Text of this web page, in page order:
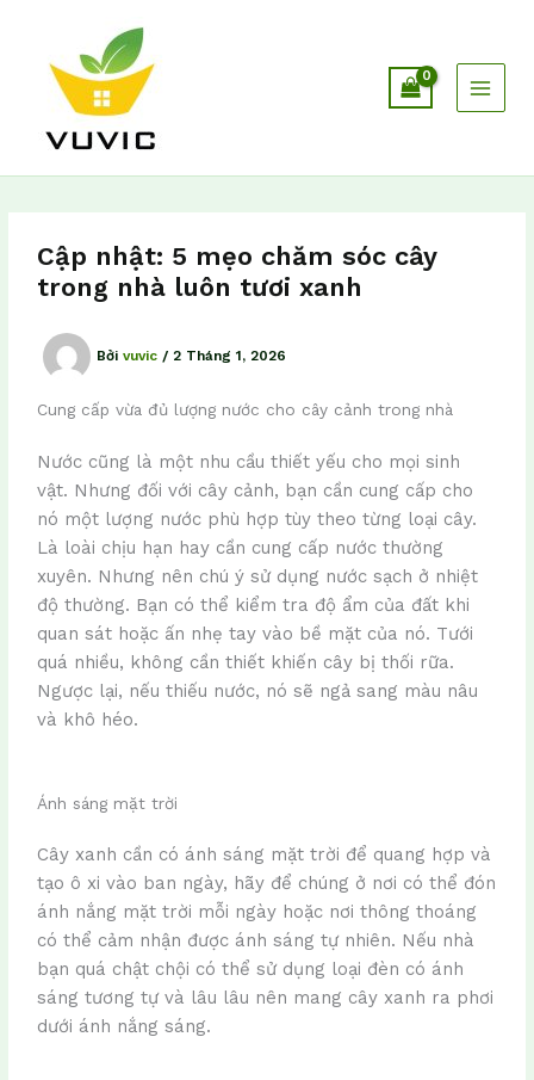
Cập nhật: 5 mẹo chăm sóc cây
trong nhà luôn tươi xanh
Bởivuvic /2 Tháng 1, 2026
Cung cấp vừa đủ lượng nước cho cây cảnh trong nhà
Nước cũng là một nhu cầu thiết yếu cho mọi sinh
vật. Nhưng đối với cây cảnh, bạn cần cung cấp cho
nó một lượng nước phù hợp tùy theo từng loại cây.
Là loài chịu hạn hay cần cung cấp nước thường
xuyên. Nhưng nên chú ý sử dụng nước sạch ở nhiệt
độ thường. Bạn có thể kiểm tra độ ẩm của đất khi
quan sát hoặc ấn nhẹ tay vào bề mặt của nó. Tưới
quá nhiều, không cần thiết khiến cây bị thối rữa.
Ngược lại, nếu thiếu nước, nó sẽ ngả sang màu nâu
và khô héo.
Ánh sáng mặt trời
Cây xanh cần có ánh sáng mặt trời để quang hợp và
tạo ô xi vào ban ngày, hãy để chúng ở nơi có thể đón
ánh nắng mặt trời mỗi ngày hoặc nơi thông thoáng
có thể cảm nhận được ánh sáng tự nhiên. Nếu nhà
bạn quá chật chội có thể sử dụng loại đèn có ánh
sáng tương tự và lâu lâu nên mang cây xanh ra phơi
dưới ánh nắng sáng.